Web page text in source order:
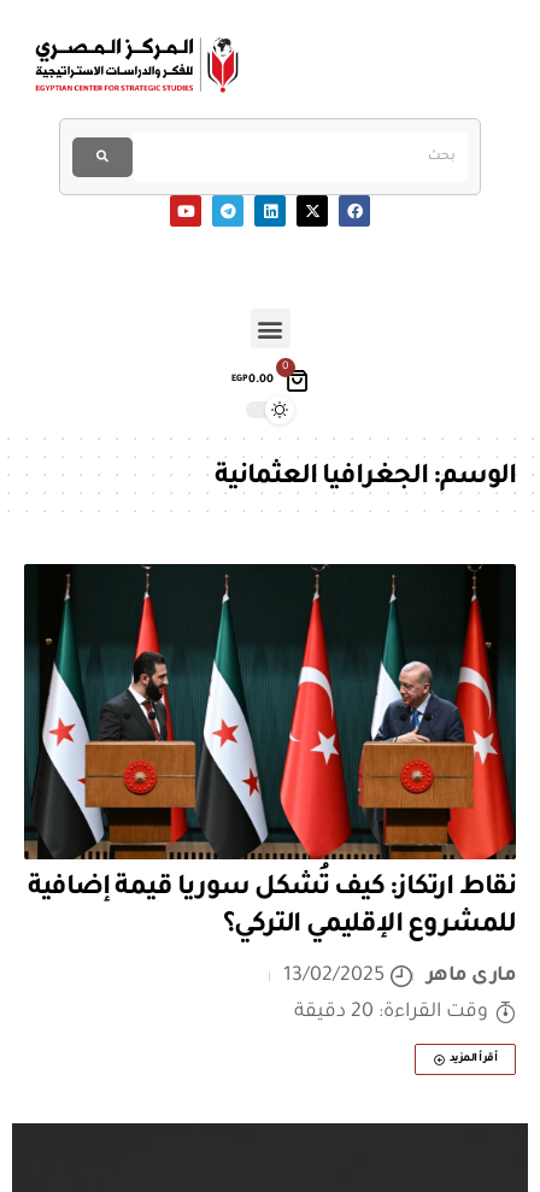
0
EGP0.00
الوسم:الجغرافيا العثمانية
نقاط ارتكاز: كيف تُشكل سوريا قيمة إضافية
للمشروع الإقليمي التركي؟
مارى ماهر
13/02/2025
وقت القراءة: 20 دقيقة
أقرأ المزيد